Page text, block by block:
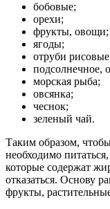
бобовые;
орехи;
фрукты, овощи;
ягоды;
отруби
подсолнечное,
морская рыба;
овсянка;
чеснок;
зеленый чай.
Таким образом,
необходимо
которые содержат
отказаться. Основу
фрукты,